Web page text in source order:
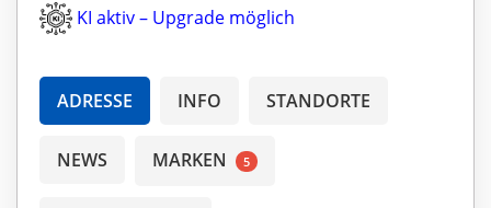
KI aktiv – Upgrade möglich
ADRESSE INFO STANDORTE
NEWS MARKEN 5